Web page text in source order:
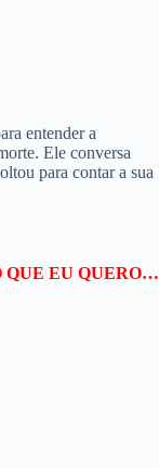
entender a
Ele conversa
para contar a sua
QUE EU QUERO…